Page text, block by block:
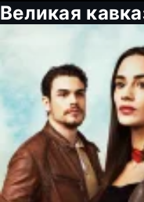
Великая